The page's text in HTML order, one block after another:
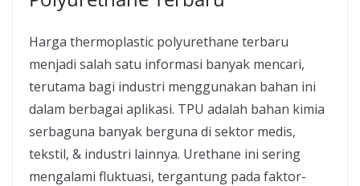
Harga thermoplastic polyurethane terbaru
menjadi salah satu informasi banyak mencari,
terutama bagi industri menggunakan bahan ini
dalam berbagai aplikasi. TPU adalah bahan kimia
serbaguna banyak berguna di sektor medis,
tekstil, & industri lainnya. Urethane ini sering
mengalami fluktuasi, tergantung pada faktor-